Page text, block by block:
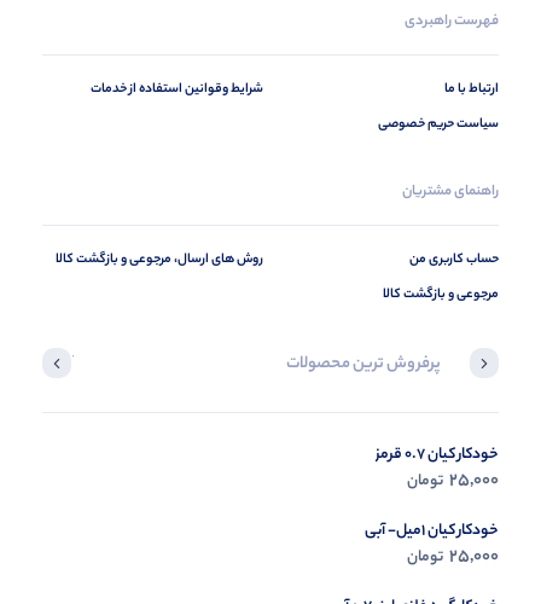
فهرست راهبردی
ارتباط با ما
سیاست حریم خصوصی
شرایط وقوانین استفاده از خدمات
راهنمای مشتریان
حساب کاربری من
مرجوعی و بازگشت کالا
روش های ارسال، مرجوعی و بازگشت کالا
پرفروش ترین محصولات آخرین
خودکار کیان 0.7 قرمز
25,000 تومان
خودکار کیان 1میل- آبی
25,000 تومان